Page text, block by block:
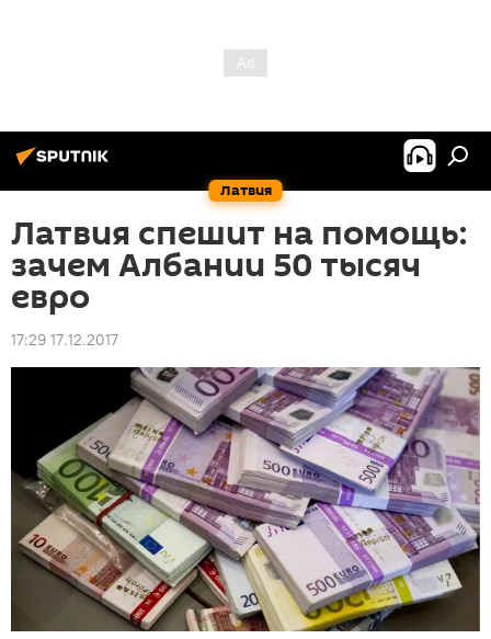
Латвия
Латвия спешит на помощь:
зачем Албании 50 тысяч
евро
17:29 17.12.2017